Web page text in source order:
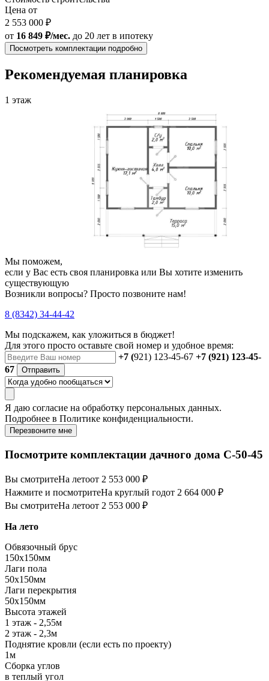
Цена от
2 553 000 ₽
от 16 849 ₽/мес. до 20 лет в ипотеку
Посмотреть комплектации подробно
Рекомендуемая планировка
1 этаж
Мы поможем,
если у Вас есть своя планировка или Вы хотите изменить
существующую
Возникли вопросы? Просто позвоните нам!
8 (8342) 34-44-42
Мы подскажем, как уложиться в бюджет!
Для этого просто оставьте свой номер и удобное время:
+7 (921) 123-45-67 +7 (921) 123-45-
67
Отправить
Я даю согласие на обработку персональных данных.
Подробнее в Политике конфиденциальности.
Перезвоните мне
Посмотрите комплектации дачного дома C-50-45
Вы смотритеНа летоот 2 553 000 ₽
Нажмите и посмотритеНа круглый годот 2 664 000 ₽
Вы смотритеНа летоот 2 553 000 ₽
На лето
Обвязочный брус
150х150мм
Лаги пола
50х150мм
Лаги перекрытия
50х150мм
Высота этажей
1 этаж - 2,55м
2 этаж - 2,3м
Поднятие кровли (если есть по проекту)
1м
Сборка углов
в теплый угол